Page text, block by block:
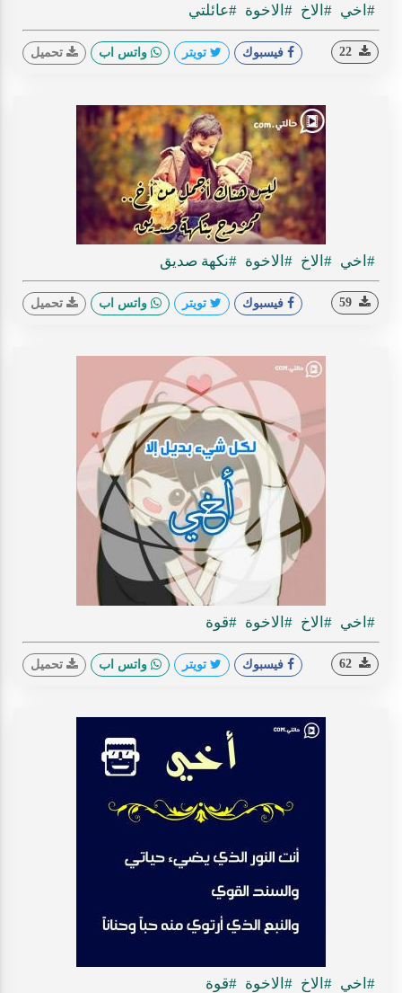
#اخي #الاخ #الاخوة #عائلتي
فيسبوك تويتر واتس اب تحميل
#اخي #الاخ #الاخوة #نكهة صديق
فيسبوك تويتر واتس اب تحميل
#اخي #الاخ #الاخوة #قوة
فيسبوك تويتر واتس اب تحميل
#اخي #الاخ #الاخوة #قوة